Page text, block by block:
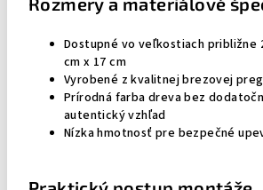
Dostupné vo veľkostiach približne
cm x 17 cm
Vyrobené z kvalitnej brezovej
Prírodná farba dreva bez
autentický vzhľad
Nízka hmotnosť pre bezpečné